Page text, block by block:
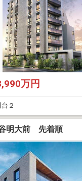
万円
２
明大前 先着順